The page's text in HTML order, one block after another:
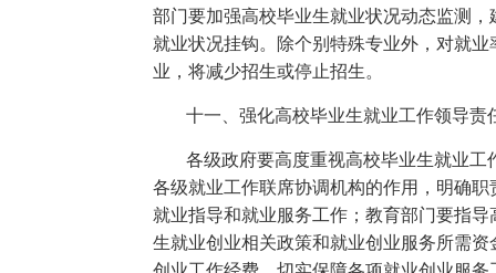
部门要加强高校毕业生就业状况动态监测
就业状况挂钩。除个别特殊专业外，对就
业，将减少招生或停止招生。
十一、强化高校毕业生就业工作领导责
各级政府要高度重视高校毕业生就业
各级就业工作联席协调机构的作用，明确
就业指导和就业服务工作；教育部门要指
生就业创业相关政策和就业创业服务所需